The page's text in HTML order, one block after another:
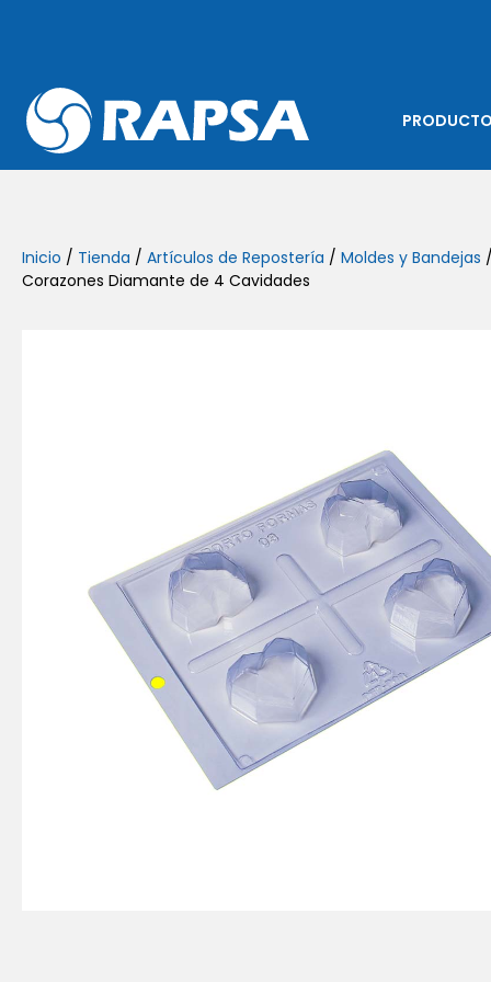
Inicio / Tienda / Artículos de Repostería / Moldes y Bandejas
Corazones Diamante de 4 Cavidades